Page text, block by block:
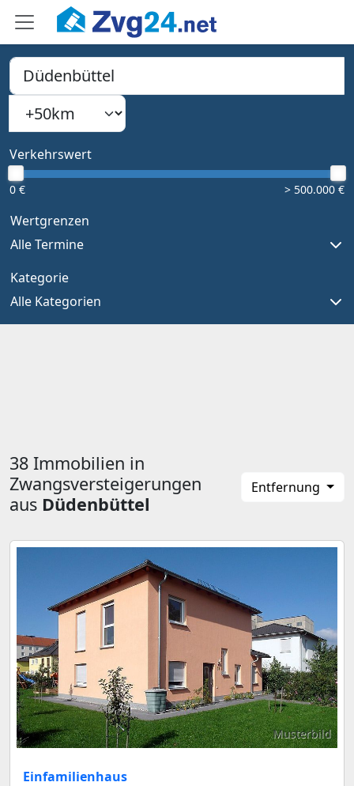
PLZ, Ort oder Bundesland
Type 1 or more characters for results.
Suchradius
Verkehrswert
0 € > 500.000 €
Wertgrenzen
Alle Termine
Kategorie
Alle Kategorien
38 Immobilien in
Zwangsversteigerungen
aus Düdenbüttel
Entfernung
Musterbild
Einfamilienhaus